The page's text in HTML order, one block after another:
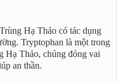
Hạ Thảo có tác dụng
Tryptophan là một trong
Hạ Thảo, chúng đóng vai
an thần.